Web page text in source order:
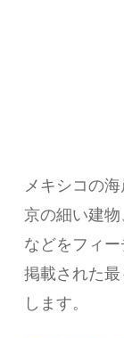
メキシコの
京の細い建
などをフィ
掲載された
します。